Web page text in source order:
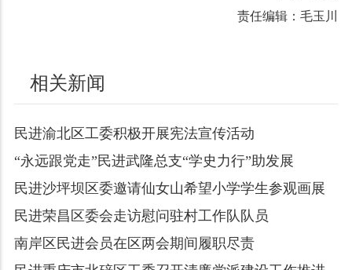
责任编辑：毛玉川
相关新闻
民进渝北区工委积极开展宪法宣传活动
“永远跟党走”民进武隆总支“学史力行”助发展
民进沙坪坝区委邀请仙女山希望小学学生参观画展
民进荣昌区委会走访慰问驻村工作队队员
南岸区民进会员在区两会期间履职尽责